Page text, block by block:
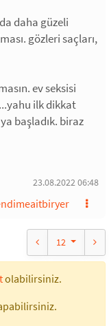
daha güzeli
gözleri saçları,
ev seksisi
ilk dikkat
başladık. biraz
23.08.2022 06:48
12
olabilirsiniz.